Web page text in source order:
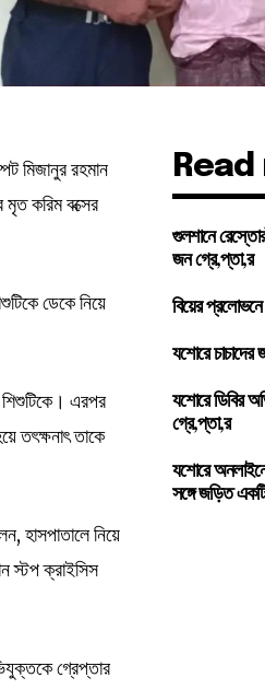
মিজানুর রহমান
করিম বক্সের
ডেকে নিয়ে
শিশুটিকে। এরপর
তৎক্ষনাৎ তাকে
হাসপাতালে নিয়ে
স্টপ ক্রাইসিস
গ্রেপ্তার
গুলশানে
জন গ্রে,প্তা,র
বিয়ের
যশোরে
যশোরে ডিবির
গ্রে,প্তা,র
যশোরে
সঙ্গে জড়িত